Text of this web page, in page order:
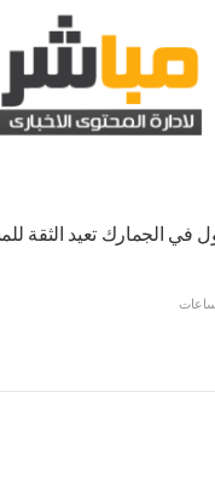
الجمارك تعيد الثقة